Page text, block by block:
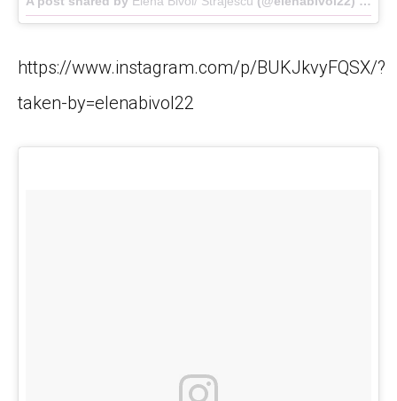
https://www.instagram.com/p/BUKJkvyFQSX/?
taken-by=elenabivol22